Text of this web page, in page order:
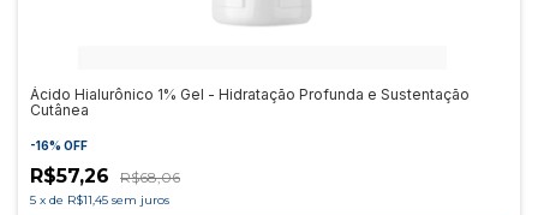
Ácido Hialurônico 1% Gel - Hidratação Profunda e Sustentação
Cutânea
-16% OFF
R$57,26 R$68,06
5 x de R$11,45 sem juros